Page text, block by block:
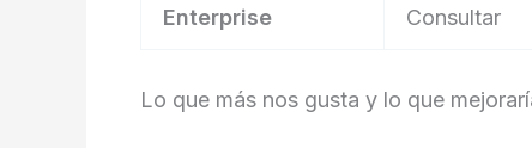
Enterprise Consultar
Lo que más nos gusta y lo que